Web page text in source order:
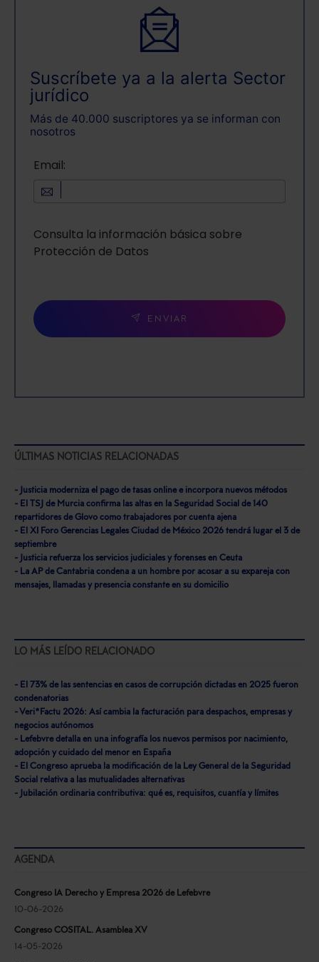
Suscríbete ya a la alerta Sector
jurídico
Más de 40.000 suscriptores ya se informan con
nosotros
Email:
Consulta la información básica sobre
Protección de Datos
ENVIAR
ÚLTIMAS NOTICIAS RELACIONADAS
- Justicia moderniza el pago de tasas online e incorpora nuevos métodos
- El TSJ de Murcia confirma las altas en la Seguridad Social de 140
repartidores de Glovo como trabajadores por cuenta ajena
- El XI Foro Gerencias Legales Ciudad de México 2026 tendrá lugar el 3 de
septiembre
- Justicia refuerza los servicios judiciales y forenses en Ceuta
- La AP de Cantabria condena a un hombre por acosar a su expareja con
mensajes, llamadas y presencia constante en su domicilio
LO MÁS LEÍDO RELACIONADO
- El 73% de las sentencias en casos de corrupción dictadas en 2025 fueron
condenatorias
- Veri*Factu 2026: Así cambia la facturación para despachos, empresas y
negocios autónomos
- Lefebvre detalla en una infografía los nuevos permisos por nacimiento,
adopción y cuidado del menor en España
- El Congreso aprueba la modificación de la Ley General de la Seguridad
Social relativa a las mutualidades alternativas
- Jubilación ordinaria contributiva: qué es, requisitos, cuantía y límites
AGENDA
Congreso IA Derecho y Empresa 2026 de Lefebvre
10-06-2026
Congreso COSITAL. Asamblea XV
14-05-2026